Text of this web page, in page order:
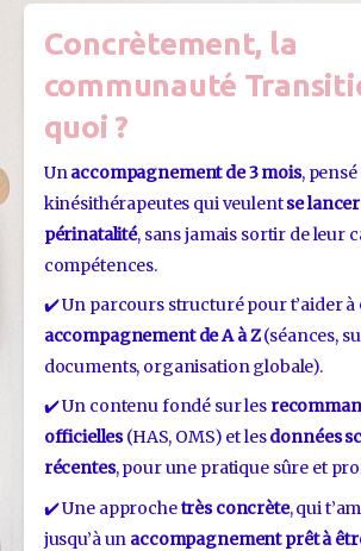
Concrètement, la
communauté
quoi ?
Un accompagnement de 3 mois,
kinésithérapeutes qui veulent se
périnatalité, sans jamais sortir de leur
compétences.
✔️ Un parcours structuré pour t’aider à
accompagnement de A à Z (séances,
documents, organisation globale).
✔️ Un contenu fondé sur les
officielles (HAS, OMS) et les données
récentes, pour une pratique sûre et
✔️ Une approche très concrète, qui
jusqu’à un accompagnement prêt à